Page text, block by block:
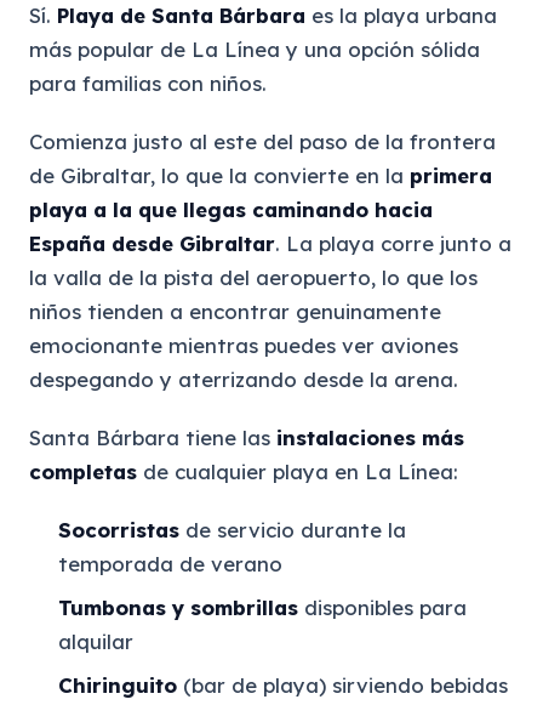
Sí. Playa de Santa Bárbara es la playa urbana
más popular de La Línea y una opción sólida
para familias con niños.
Comienza justo al este del paso de la frontera
de Gibraltar, lo que la convierte en la primera
playa a la que llegas caminando hacia
España desde Gibraltar. La playa corre junto a
la valla de la pista del aeropuerto, lo que los
niños tienden a encontrar genuinamente
emocionante mientras puedes ver aviones
despegando y aterrizando desde la arena.
Santa Bárbara tiene las instalaciones más
completas de cualquier playa en La Línea:
Socorristas de servicio durante la
temporada de verano
Tumbonas y sombrillas disponibles para
alquilar
Chiringuito (bar de playa) sirviendo bebidas